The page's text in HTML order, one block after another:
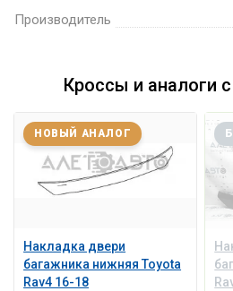
Производитель
Кроссы и аналоги
Накладка двери
багажника нижняя Toyota
Rav4 16-18
НОВЫЙ АНАЛОГ